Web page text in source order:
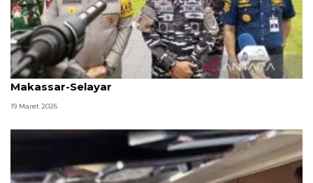
Kapal perang KRI Marlin antar pemudik gratis rute
Makassar-Selayar
19 Maret 2026